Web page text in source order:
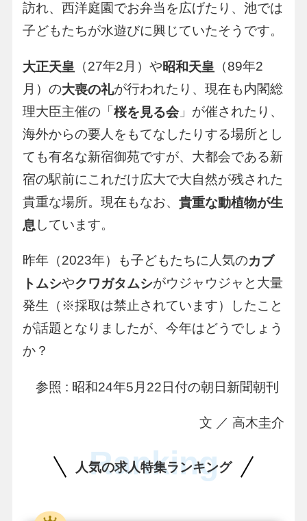
訪れ、西洋庭園でお弁当を広げたり、池では
子どもたちが水遊びに興じていたそうです。
大正天皇 （27年2月）や昭和天皇 （89年2
月）の大喪の礼が行われたり、現在も内閣総
理大臣主催の「 桜を見る会」が催されたり、
海外からの要人をもてなしたりする場所とし
ても有名な新宿御苑ですが、大都会である新
宿の駅前にこれだけ広大で大自然が残された
貴重な場所。現在もなお、 貴重な動植物が生
息しています。
昨年（2023年）も子どもたちに人気のカブ
トムシやクワガタムシがウジャウジャと大量
発生（※採取は禁止されています）したこと
が話題となりましたが、今年はどうでしょう
か？
参照 : 昭和24年5月22日付の朝日新聞朝刊
文 ／ 高木圭介
人気の求人特集ランキング
Ranking